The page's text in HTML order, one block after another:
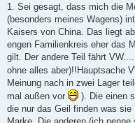
1. Sei gesagt, dass mich die
(besonders meines Wagens)
Kaisers von China. Das liegt
engen Familienkreis eher das
gilt. Der andere Teil fährt
ohne alles aber)!!Hauptsache
Meinung nach in zwei Lager
mal außen vor
). Die einen
die nur das Geil finden was